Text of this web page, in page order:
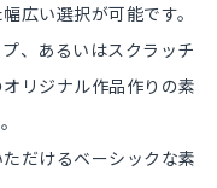
広い選択が可能です。
、あるいはスクラッチ
リジナル作品作りの素
だけるベーシックな素